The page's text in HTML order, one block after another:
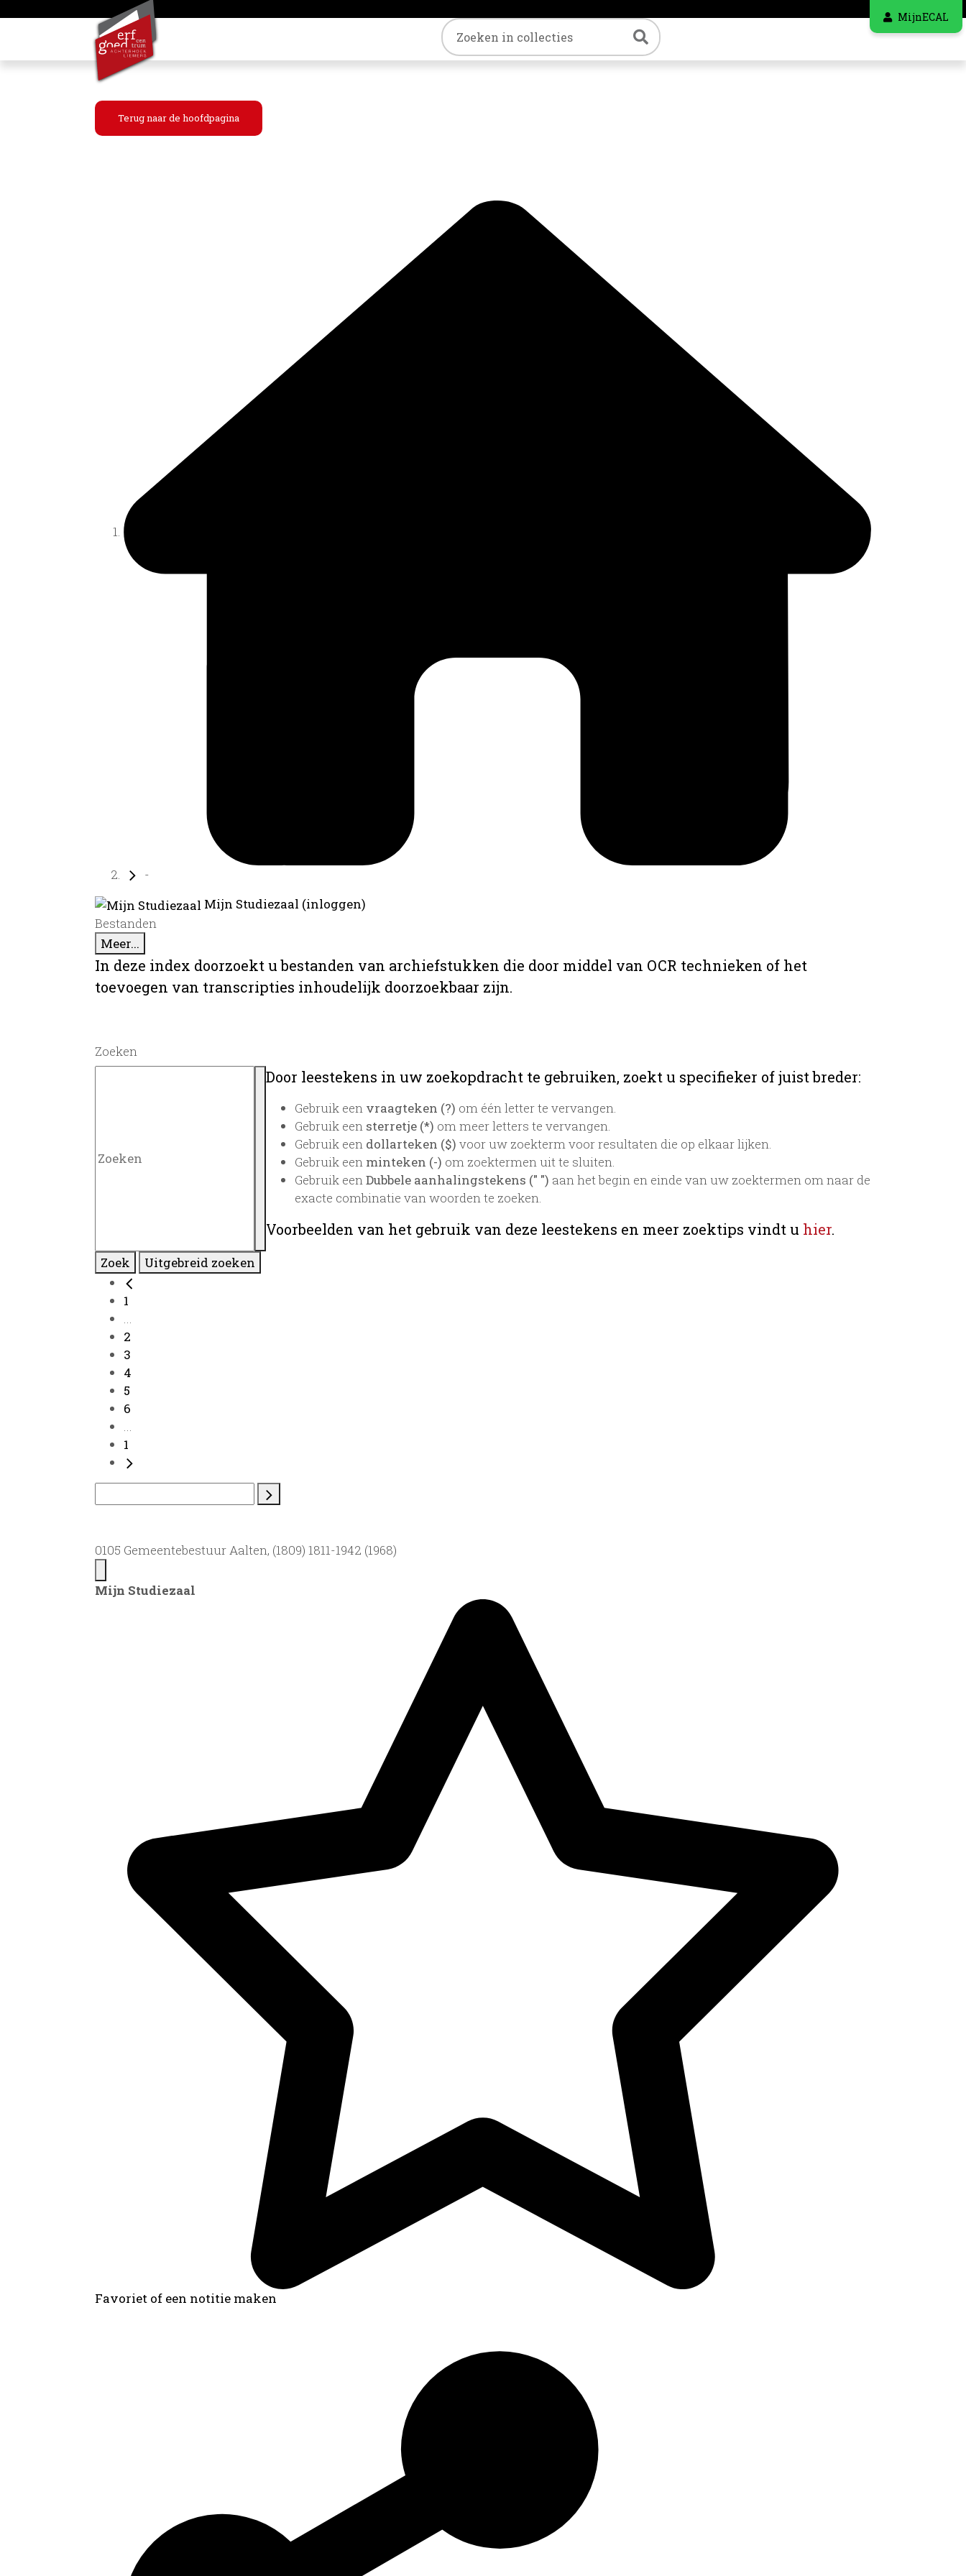
MijnECAL
Trefwoord Zoeken
Terug naar de hoofdpagina
-
Mijn Studiezaal (inloggen)
Bestanden
Meer...
In deze index doorzoekt u bestanden van archiefstukken die door middel van OCR technieken of het
toevoegen van transcripties inhoudelijk doorzoekbaar zijn.
Zoeken
Door leestekens in uw zoekopdracht te gebruiken, zoekt u specifieker of juist breder:
Gebruik een vraagteken (?) om één letter te vervangen.
Gebruik een sterretje (*) om meer letters te vervangen.
Gebruik een dollarteken ($) voor uw zoekterm voor resultaten die op elkaar lijken.
Gebruik een minteken (-) om zoektermen uit te sluiten.
Gebruik eenDubbele aanhalingstekens (" ") aan het begin en einde van uw zoektermen om naar de
exacte combinatie van woorden te zoeken.
Voorbeelden van het gebruik van deze leestekens en meer zoektips vindt u hier.
Zoek Uitgebreid zoeken
1
...
2
3
4
5
6
...
1
0105 Gemeentebestuur Aalten, (1809) 1811-1942 (1968)
Mijn Studiezaal
Favoriet of een notitie maken